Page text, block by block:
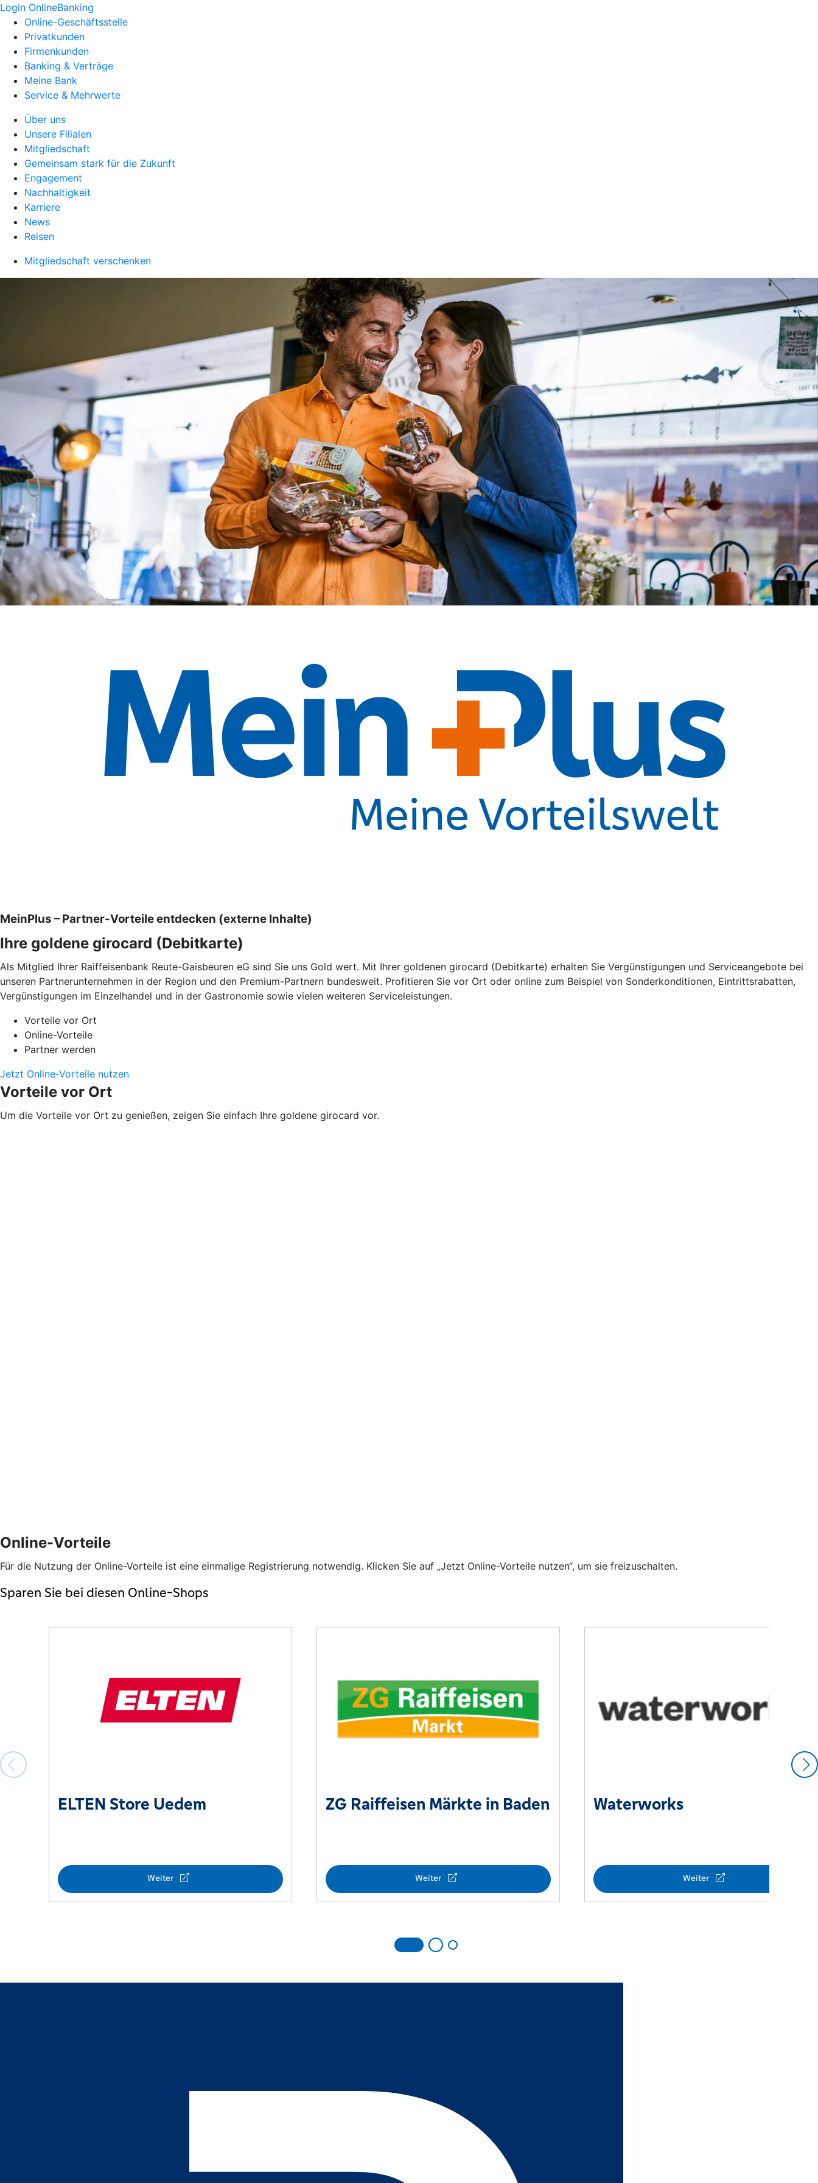
Login OnlineBanking
Online-Geschäftsstelle
Privatkunden
Firmenkunden
Banking & Verträge
Meine Bank
Service & Mehrwerte
Über uns
Unsere Filialen
Mitgliedschaft
Gemeinsam stark für die Zukunft
Engagement
Nachhaltigkeit
Karriere
News
Reisen
Mitgliedschaft verschenken
MeinPlus – Partner-Vorteile entdecken (externe Inhalte)
Ihre goldene girocard (Debitkarte)
Als Mitglied Ihrer Raiffeisenbank Reute-Gaisbeuren eG sind Sie uns Gold wert. Mit Ihrer goldenen girocard (Debitkarte) erhalten Sie Vergünstigungen und Serviceangebote bei
unseren Partnerunternehmen in der Region und den Premium-Partnern bundesweit. Profitieren Sie vor Ort oder online zum Beispiel von Sonderkonditionen, Eintrittsrabatten,
Vergünstigungen im Einzelhandel und in der Gastronomie sowie vielen weiteren Serviceleistungen.
Vorteile vor Ort
Online-Vorteile
Partner werden
Jetzt Online-Vorteile nutzen
Vorteile vor Ort
Um die Vorteile vor Ort zu genießen, zeigen Sie einfach Ihre goldene girocard vor.
Online-Vorteile
Für die Nutzung der Online-Vorteile ist eine einmalige Registrierung notwendig. Klicken Sie auf „Jetzt Online-Vorteile nutzen“, um sie freizuschalten.